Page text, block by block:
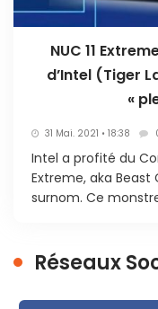
NUC 11
d’Intel (Tiger
«
31 Mai. 2021 • 18:38
Intel a profité du
Extreme, aka
surnom. Ce
Réseaux